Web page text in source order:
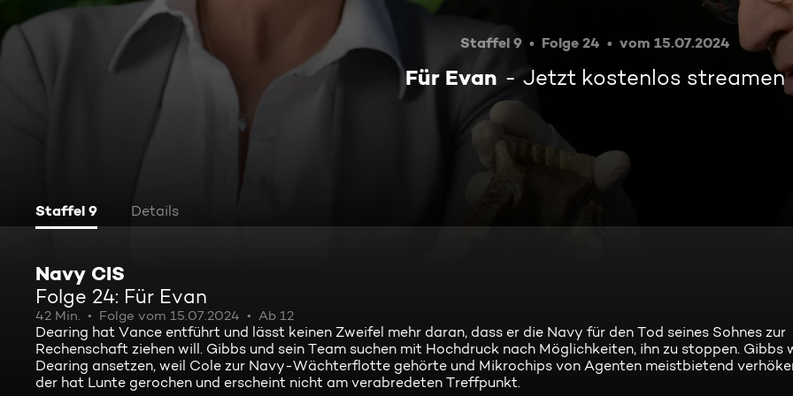
Staffel 9 Folge 24 vom 15.07.2024
Für Evan Jetzt kostenlos streamen
Staffel 9 Details
Navy CIS
Folge 24: Für Evan
42 Min. Folge vom 15.07.2024 Ab 12
Dearing hat Vance entführt und lässt keinen Zweifel mehr daran, dass er die Navy für den Tod seines Sohnes zur
Rechenschaft ziehen will. Gibbs und sein Team suchen mit Hochdruck nach Möglichkeiten, ihn zu stoppen. Gibbs
Dearing ansetzen, weil Cole zur Navy-Wächterflotte gehörte und Mikrochips von Agenten meistbietend
der hat Lunte gerochen und erscheint nicht am verabredeten Treffpunkt.